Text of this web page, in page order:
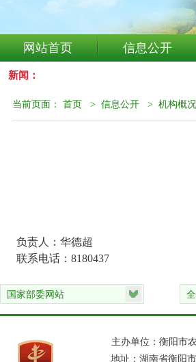
网站首页 信息公开
新闻：
当前页面： 首页 > 信息公开 > 机构概况
负责人：华德超
联系电话：8180437
主办单位：衡阳市
地址：湖南省衡阳